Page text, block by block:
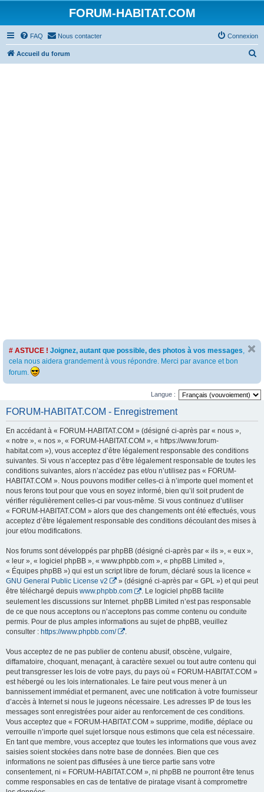
FORUM-HABITAT.COM
FAQ Nous contacter Connexion
Accueil du forum
# ASTUCE ! Joignez, autant que possible, des photos à vos messages,
cela nous aidera grandement à vous répondre. Merci par avance et bon
forum.
Langue :
FORUM-HABITAT.COM - Enregistrement
En accédant à « FORUM-HABITAT.COM » (désigné ci-après par « nous »,
« notre », « nos », « FORUM-HABITAT.COM », « https://www.forum-
habitat.com »), vous acceptez d’être légalement responsable des conditions
suivantes. Si vous n’acceptez pas d’être légalement responsable de toutes les
conditions suivantes, alors n’accédez pas et/ou n’utilisez pas « FORUM-
HABITAT.COM ». Nous pouvons modifier celles-ci à n’importe quel moment et
nous ferons tout pour que vous en soyez informé, bien qu’il soit prudent de
vérifier régulièrement celles-ci par vous-même. Si vous continuez d’utiliser
« FORUM-HABITAT.COM » alors que des changements ont été effectués, vous
acceptez d’être légalement responsable des conditions découlant des mises à
jour et/ou modifications.
Nos forums sont développés par phpBB (désigné ci-après par « ils », « eux »,
« leur », « logiciel phpBB », « www.phpbb.com », « phpBB Limited »,
« Équipes phpBB ») qui est un script libre de forum, déclaré sous la licence «
GNU General Public License v2
» (désigné ci-après par « GPL ») et qui peut
être téléchargé depuis www.phpbb.com
. Le logiciel phpBB facilite
seulement les discussions sur Internet. phpBB Limited n’est pas responsable
de ce que nous acceptons ou n’acceptons pas comme contenu ou conduite
permis. Pour de plus amples informations au sujet de phpBB, veuillez
consulter : https://www.phpbb.com/
Vous acceptez de ne pas publier de contenu abusif, obscène, vulgaire,
diffamatoire, choquant, menaçant, à caractère sexuel ou tout autre contenu qui
peut transgresser les lois de votre pays, du pays où « FORUM-HABITAT.COM »
est hébergé ou les lois internationales. Le faire peut vous mener à un
bannissement immédiat et permanent, avec une notification à votre fournisseur
d’accès à Internet si nous le jugeons nécessaire. Les adresses IP de tous les
messages sont enregistrées pour aider au renforcement de ces conditions.
Vous acceptez que « FORUM-HABITAT.COM » supprime, modifie, déplace ou
verrouille n’importe quel sujet lorsque nous estimons que cela est nécessaire.
En tant que membre, vous acceptez que toutes les informations que vous avez
saisies soient stockées dans notre base de données. Bien que ces
informations ne soient pas diffusées à une tierce partie sans votre
consentement, ni « FORUM-HABITAT.COM », ni phpBB ne pourront être tenus
comme responsables en cas de tentative de piratage visant à compromettre